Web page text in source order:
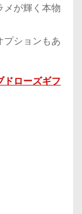
メが輝く本物
プションもあ
ドローズギフ